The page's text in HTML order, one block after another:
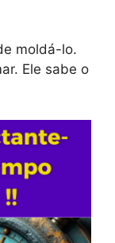
moldá-lo.
Ele sabe o